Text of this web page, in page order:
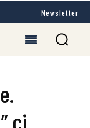
Newsletter
ci